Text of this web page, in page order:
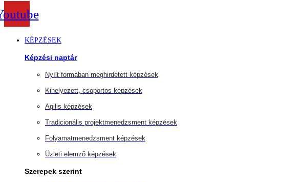
KÉPZÉSEK
Képzési naptár
Nyílt formában meghirdetett képzések
Kihelyezett, csoportos képzések
Agilis képzések
Tradicionális projektmenedzsment képzések
Folyamatmenedzsment képzések
Üzleti elemző képzések
Szerepek szerint